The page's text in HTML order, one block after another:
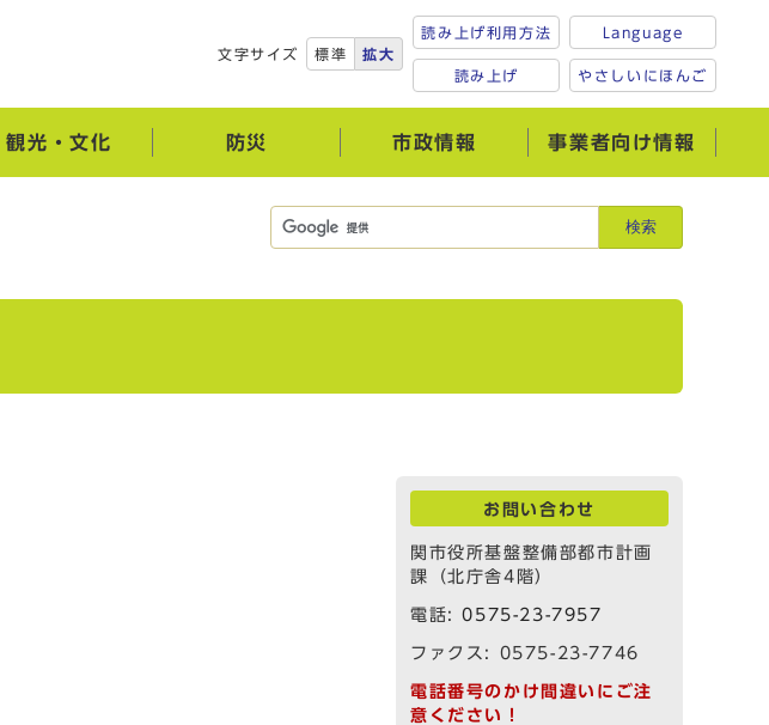
文字サイズ 標準 拡大
読み上げ利用方法
読み上げ
Language
やさしいにほんご
観光・文化 防災 市政情報 事業者向け情報
検索
お問い合わせ
関市役所基盤整備部都市計画
課（北庁舎4階）
電話:0575-23-7957
ファクス: 0575-23-7746
電話番号のかけ間違いにご注
意ください！